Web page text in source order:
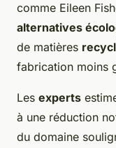
comme Eileen
alternatives
de matières
fabrication moins
Les experts
à une réduction
du domaine